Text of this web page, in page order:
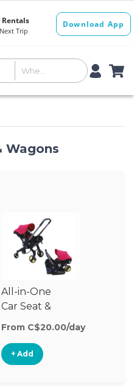
Wagons
All-in-One
Car Seat &
Stroller
From C$20.00/day
+ Add